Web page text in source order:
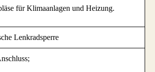
für Klimaanlagen und Heizung.
Lenkradsperre